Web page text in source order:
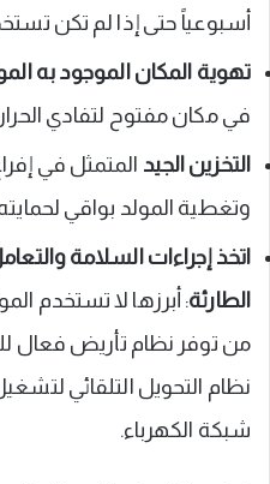
أسبوعياً حتى إذا لم تكن
تهوية المكان الموجود به
في مكان مفتوح لتفادي
التخزين الجيد المتمثل في
وتغطية المولد بواقي لحمايته
اتخذ إجراءات السلامة
الطارئة: أبرزها لا تستخدم
من توفر نظام تأريض فعال
نظام التحويل التلقائي
شبكة الكهرباء.